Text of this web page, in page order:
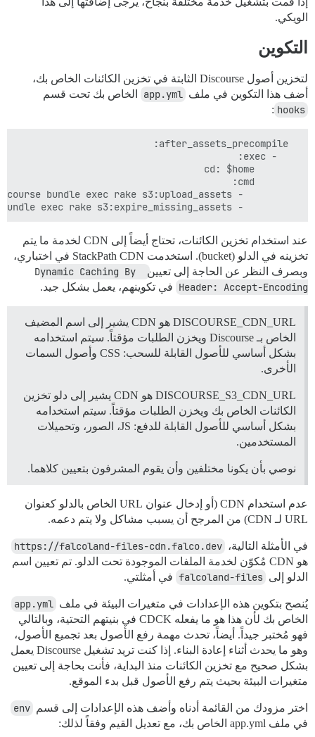
الويكي.
التكوين
لتخزين أصول Discourse الثابتة في تخزين الكائنات الخاص بك،
أضف هذا التكوين في ملف app.yml الخاص بك تحت قسم
hooks
:
          - sudo -E -u discourse bundle exec rake s3:expire_missing_assets
عند استخدام تخزين الكائنات، تحتاج أيضاً إلى CDN لخدمة ما يتم
تخزينه في الدلو (bucket). استخدمت StackPath CDN في اختباري،
وبصرف النظر عن الحاجة إلى تعيين
Dynamic Caching By
Header: Accept-Encoding في تكوينهم، يعمل بشكل جيد.
DISCOURSE_CDN_URL هو CDN يشير إلى اسم المضيف
الخاص بـ Discourse ويخزن الطلبات مؤقتاً. سيتم استخدامه
بشكل أساسي للأصول القابلة للسحب: CSS وأصول السمات
الأخرى.
DISCOURSE_S3_CDN_URL هو CDN يشير إلى دلو تخزين
الكائنات الخاص بك ويخزن الطلبات مؤقتاً. سيتم استخدامه
بشكل أساسي للأصول القابلة للدفع: JS، الصور، وتحميلات
المستخدمين.
نوصي بأن يكونا مختلفين وأن يقوم المشرفون بتعيين كلاهما.
عدم استخدام CDN (أو إدخال عنوان URL الخاص بالدلو كعنوان
URL لـ CDN) من المرجح أن يسبب مشاكل ولا يتم دعمه.
في الأمثلة التالية، https://falcoland-files-cdn.falco.dev
هو CDN مُكوّن لخدمة الملفات الموجودة تحت الدلو. تم تعيين اسم
الدلو إلى falcoland-files في أمثلتي.
يُنصح بتكوين هذه الإعدادات في متغيرات البيئة في ملف app.yml
الخاص بك لأن هذا هو ما يفعله CDCK في بنيتهم التحتية، وبالتالي
فهو مُختبر جيداً. أيضاً، تحدث مهمة رفع الأصول بعد تجميع الأصول،
وهو ما يحدث أثناء إعادة البناء. إذا كنت تريد تشغيل Discourse يعمل
بشكل صحيح مع تخزين الكائنات منذ البداية، فأنت بحاجة إلى تعيين
متغيرات البيئة بحيث يتم رفع الأصول قبل بدء الموقع.
اختر مزودك من القائمة أدناه وأضف هذه الإعدادات إلى قسم env
في ملف app.yml الخاص بك، مع تعديل القيم وفقاً لذلك: